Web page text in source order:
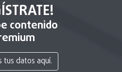
contenido
tus datos aquí.